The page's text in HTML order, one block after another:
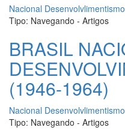
Nacional
Tipo: Navegando - Artigos
BRASIL
(1946-1964)
Nacional
Tipo: Navegando - Artigos